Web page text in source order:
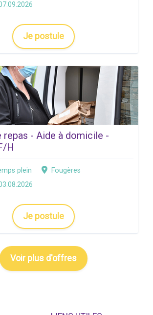
Je postule
repas - Aide à domicile -
H
plein
Fougères
Je postule
Voir plus d'offres